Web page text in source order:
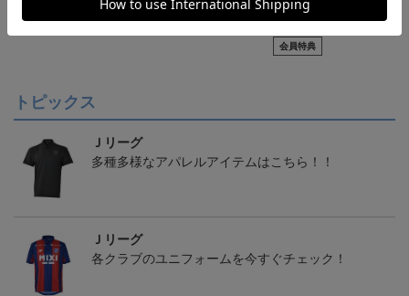
ジュビロ磐田 ピカチュ
ウ タオルマフラー
ジュビロ磐田 チルタリ
ス タオルマフラー
【S～4XL】2026/27ユニ
フォーム オーセンティッ
クモデル:FP1st
会員特典
トピックス
Ｊリーグ
多種多様なアパレルアイテムはこちら！！
Ｊリーグ
各クラブのユニフォームを今すぐチェック！